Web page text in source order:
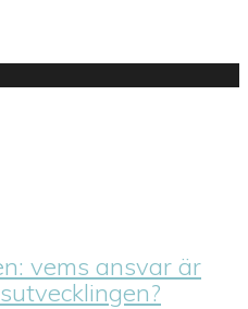
vems ansvar är